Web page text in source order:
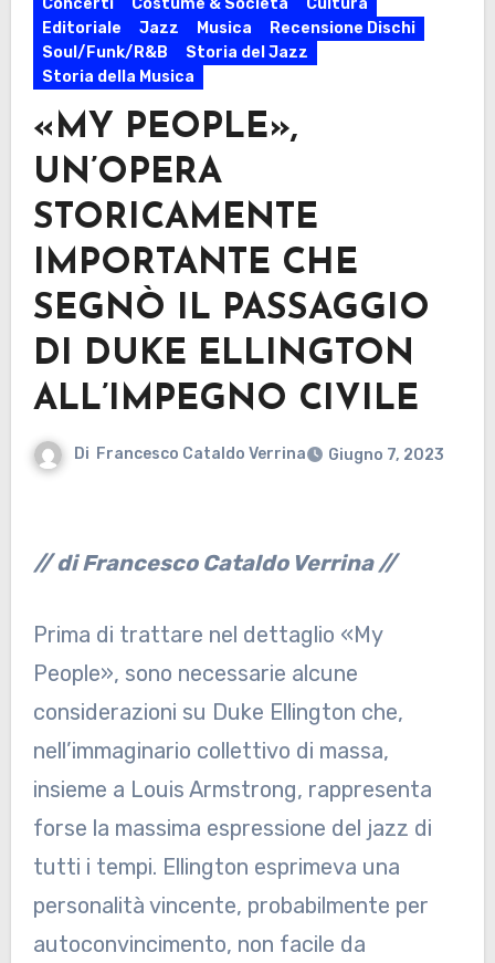
Concerti Costume & Società
Cultura
Editoriale
Jazz Musica
Recensione Dischi
Soul/Funk/R&B
Storia del Jazz
Storia della Musica
«MY PEOPLE»,
UN’OPERA
STORICAMENTE
IMPORTANTE CHE
SEGNÒ IL PASSAGGIO
DI DUKE ELLINGTON
ALL’IMPEGNO CIVILE
Di Francesco Cataldo Verrina Giugno 7, 2023
// di Francesco Cataldo Verrina //
Prima di trattare nel dettaglio «My
People», sono necessarie alcune
considerazioni su Duke Ellington che,
nell’immaginario collettivo di massa,
insieme a Louis Armstrong, rappresenta
forse la massima espressione del jazz di
tutti i tempi. Ellington esprimeva una
personalità vincente, probabilmente per
autoconvincimento, non facile da